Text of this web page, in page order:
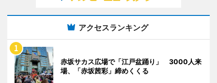
アクセスランキング
赤坂サカス広場で「江戸盆踊り」 3000人来
場、「赤坂茜彩」締めくくる